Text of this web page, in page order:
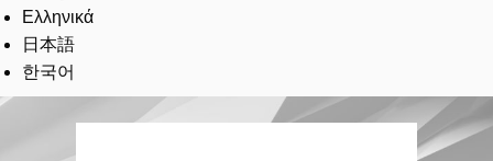
Ελληνικά
日本語
한국어